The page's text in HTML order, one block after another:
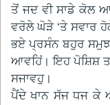
ਤੋਂ ਜਦ ਵੀ ਸਾਡੇ ਕੋਲ
ਵਰੋਲੇ ਘੋੜੇ ‘ਤੇ ਸਵਾਰ
ਭਏ ਪ੍ਰਸੰਨ ਬਹੁਰ
ਆਵਹਿਂ। ਇਹ ਪੋਸ਼ਿਸ਼
ਸਜਾਵਹੁ।
ਪੈਂਦੇ ਖਾਨ ਸੱਜ ਧਜ ਕੇ